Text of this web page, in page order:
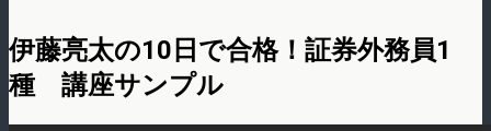
伊藤亮太の10日で合格！証券外務員1
種 講座サンプル